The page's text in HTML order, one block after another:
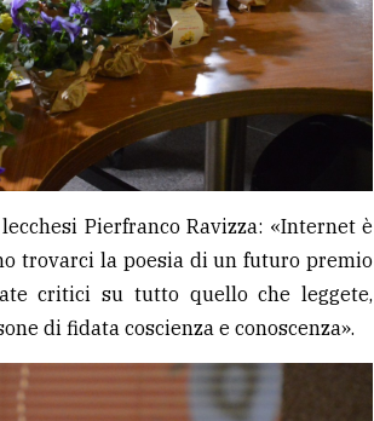
Pierfranco Ravizza: «Internet è
trovarci la poesia di un futuro premio
critici su tutto quello che leggete,
di fidata coscienza e conoscenza».